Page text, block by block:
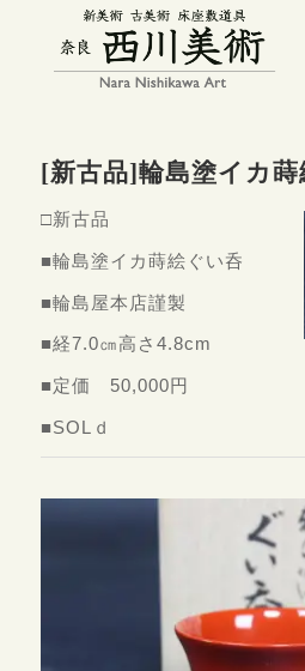
[新古品]輪島塗イカ
□新古品
■輪島塗イカ蒔絵ぐい呑
■輪島屋本店謹製
■経7.0㎝高さ4.8cm
■定価 50,000円
■SOLｄ